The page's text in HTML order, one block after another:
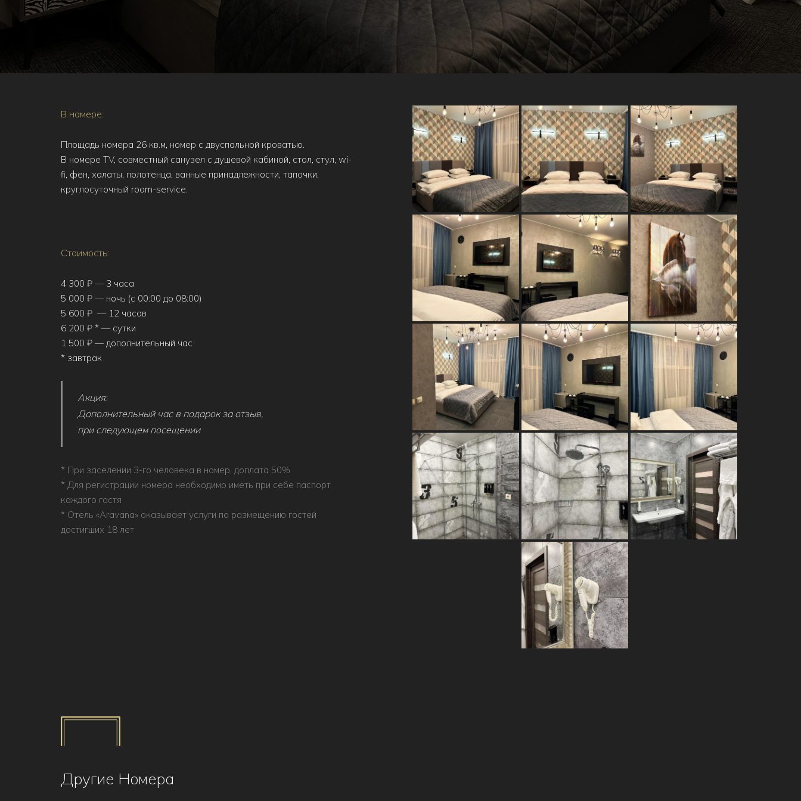
В номере:
Площадь номера 26 кв.м, номер с двуспальной кроватью.
В номере TV, совместный санузел с душевой кабиной, стол, стул, wi-
fi, фен, халаты, полотенца, ванные принадлежности, тапочки,
круглосуточный room-service.
Стоимость:
4 300 ₽ — 3 часа
5 000 ₽ — ночь (с 00:00 до 08:00)
5 600 ₽ — 12 часов
6 200 ₽ * — сутки
1 500 ₽ — дополнительный час
* завтрак
Акция:
Дополнительный час в подарок за отзыв,
при следующем посещении
* При заселении 3-го человека в номер, доплата 50%
* Для регистрации номера необходимо иметь при себе паспорт
каждого гостя
* Отель «Aravana» оказывает услуги по размещению гостей
достигших 18 лет
Другие Номера